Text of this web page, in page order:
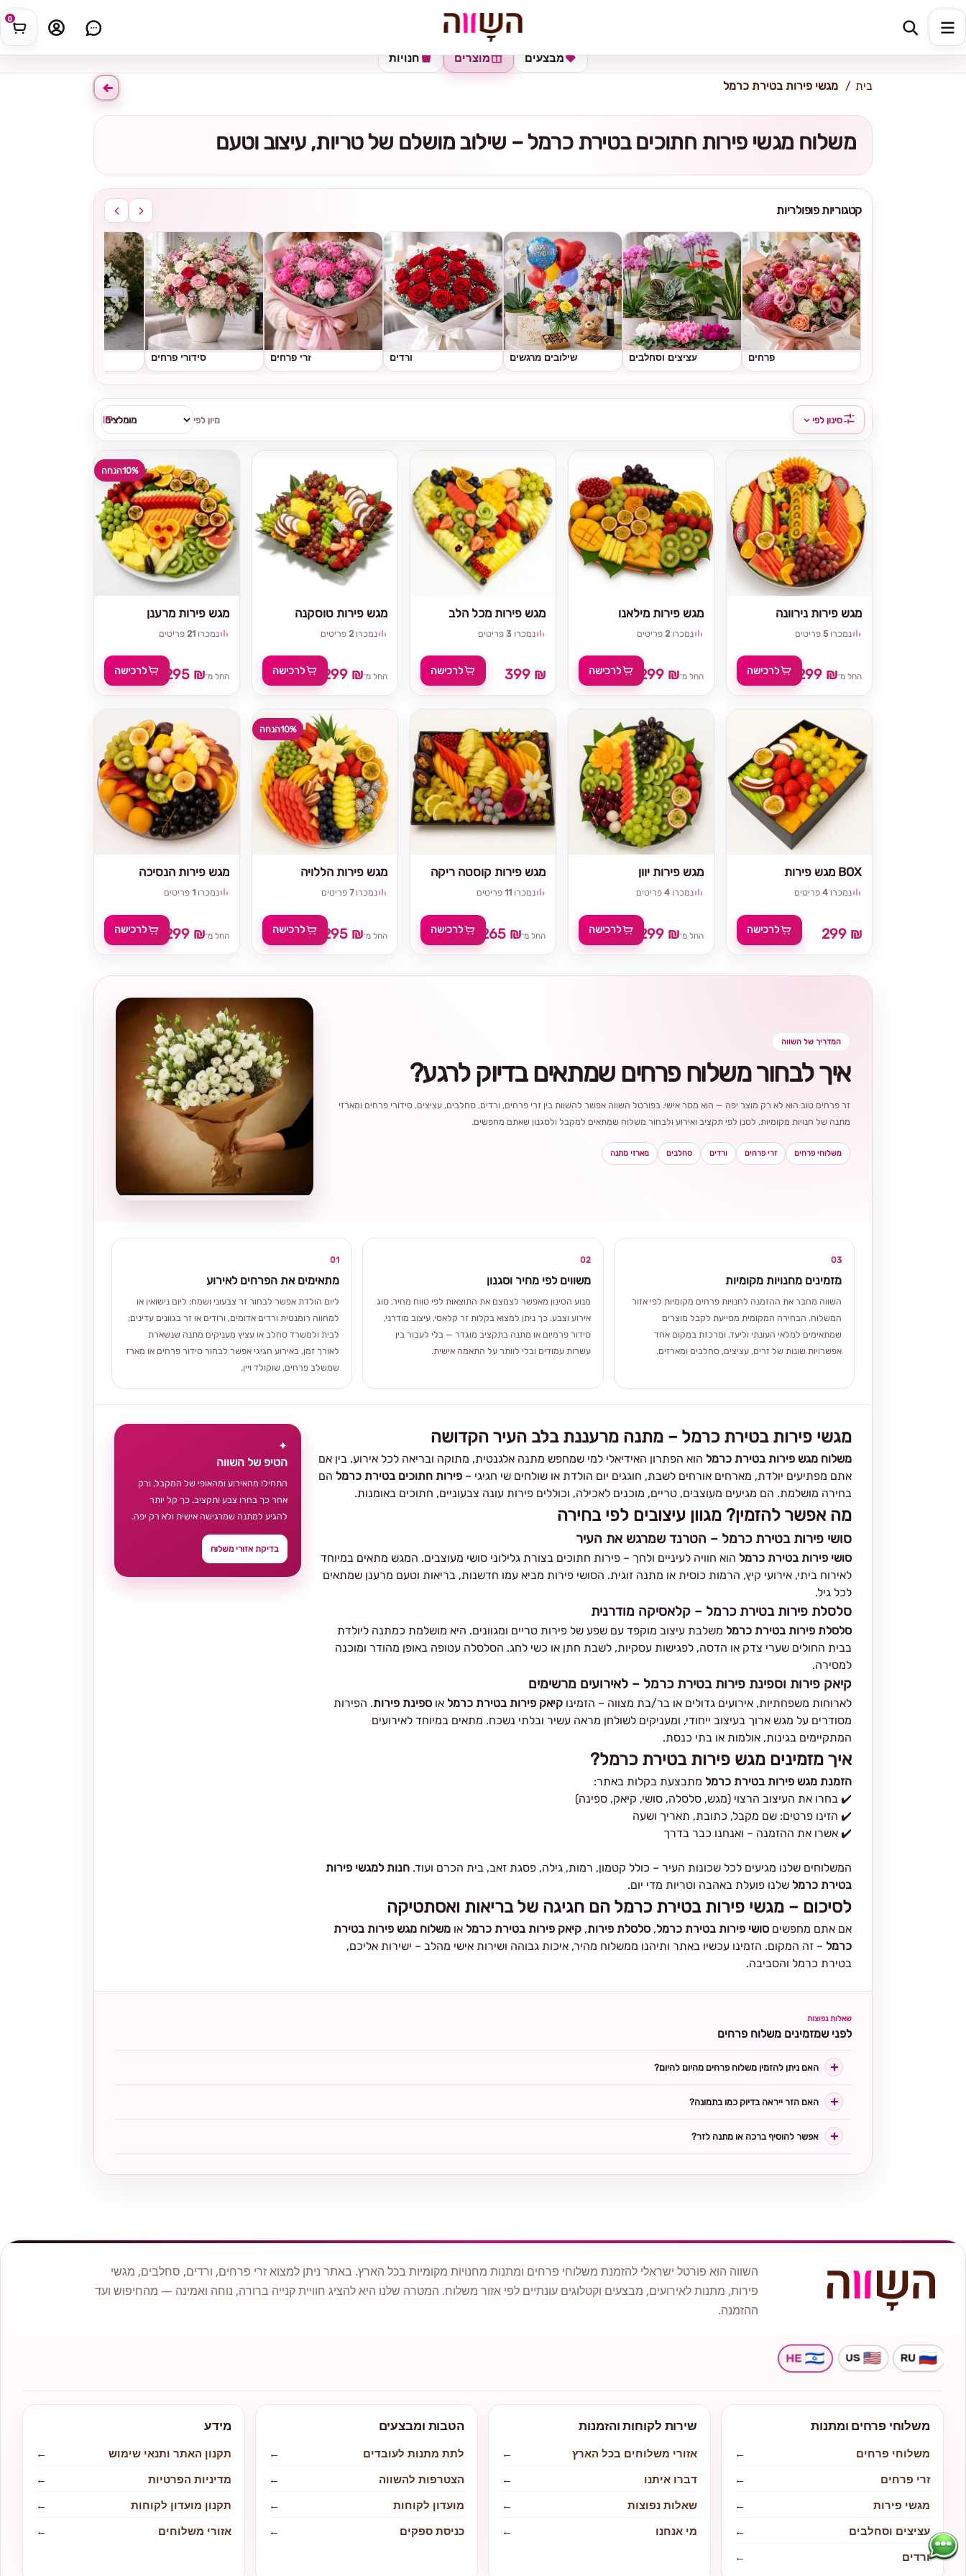
0 כתובת למשלוח
חנויות מוצרים מבצעים
בית מגשי פירות בטירת כרמל
משלוח מגשי פירות חתוכים בטירת כרמל – שילוב מושלם של טריות, עיצוב וטעם
קטגוריות פופולריות
פרחים עציצים וסחלבים שילובים מרגשים ורדים זרי פרחים סידורי פרחים
מיון לפי סינון לפי
10%הנחה
מגש פירות מרענן
נמכרו 21 פריטים
החל מ־295 ₪
329 ₪לרכישה
מגש פירות טוסקנה
נמכרו 2 פריטים
החל מ־299 ₪ לרכישה
מגש פירות מכל הלב
נמכרו 3 פריטים
399 ₪ לרכישה
מגש פירות מילאנו
נמכרו 2 פריטים
החל מ־299 ₪ לרכישה
מגש פירות נירוונה
נמכרו5 פריטים
החל מ־299 ₪ לרכישה
מגש פירות הנסיכה
נמכרו 1 פריטים
החל מ־299 ₪ לרכישה
10%הנחה
מגש פירות הללויה
נמכרו7 פריטים
החל מ־295 ₪
329 ₪לרכישה
מגש פירות קוסטה ריקה
נמכרו 11 פריטים
החל מ־265 ₪ לרכישה
מגש פירות יוון
נמכרו 4 פריטים
החל מ־299 ₪ לרכישה
מגש פירות BOX
נמכרו 4 פריטים
299 ₪ לרכישה
המדריך של השווה
איך לבחור משלוח פרחים שמתאים בדיוק לרגע?
זר פרחים טוב הוא לא רק מוצר יפה — הוא מסר אישי. בפורטל השווה אפשר להשוות בין זרי פרחים, ורדים, סחלבים, עציצים, סידורי פרחים ומארזי
מתנה של חנויות מקומיות, לסנן לפי תקציב ואירוע ולבחור משלוח שמתאים למקבל ולסגנון שאתם מחפשים.
משלוחי פרחים זרי פרחים ורדים סחלבים מארזי מתנה
01
מתאימים את הפרחים לאירוע
ליום הולדת אפשר לבחור זר צבעוני ושמח; ליום נישואין או
למחווה רומנטית ורדים אדומים, ורודים או זר בגוונים עדינים;
לבית ולמשרד סחלב או עציץ מעניקים מתנה שנשארת
לאורך זמן. באירוע חגיגי אפשר לבחור סידור פרחים או מארז
שמשלב פרחים, שוקולד ויין.
02
משווים לפי מחיר וסגנון
מנוע הסינון מאפשר לצמצם את התוצאות לפי טווח מחיר, סוג
אירוע וצבע. כך ניתן למצוא בקלות זר קלאסי, עיצוב מודרני,
סידור פרמיום או מתנה בתקציב מוגדר — בלי לעבור בין
עשרות עמודים ובלי לוותר על התאמה אישית.
03
מזמינים מחנויות מקומיות
השווה מחבר את ההזמנה לחנויות פרחים מקומיות לפי אזור
המשלוח. הבחירה המקומית מסייעת לקבל מוצרים
שמתאימים למלאי העונתי וליעד, ומרכזת במקום אחד
אפשרויות שונות של זרים, עציצים, סחלבים ומארזים.
מגשי פירות בטירת כרמל – מתנה מרעננת בלב העיר הקדושה
משלוח מגש פירות בטירת כרמל הוא הפתרון האידיאלי למי שמחפש מתנה אלגנטית, מתוקה ובריאה לכל אירוע. בין אם
אתם מפתיעים יולדת, מארחים אורחים לשבת, חוגגים יום הולדת או שולחים שי חגיגי – פירות חתוכים בטירת כרמל הם
בחירה מושלמת. הם מגיעים מעוצבים, טריים, מוכנים לאכילה, וכוללים פירות עונה צבעוניים, חתוכים באומנות.
מה אפשר להזמין? מגוון עיצובים לפי בחירה
סושי פירות בטירת כרמל – הטרנד שמרגש את העיר
סושי פירות בטירת כרמל הוא חוויה לעיניים ולחך – פירות חתוכים בצורת גלילוני סושי מעוצבים. המגש מתאים במיוחד
לאירוח ביתי, אירועי קיץ, הרמות כוסית או מתנה זוגית. הסושי פירות מביא עמו חדשנות, בריאות וטעם מרענן שמתאים
לכל גיל.
סלסלת פירות בטירת כרמל – קלאסיקה מודרנית
סלסלת פירות בטירת כרמל משלבת עיצוב מוקפד עם שפע של פירות טריים ומגוונים. היא מושלמת כמתנה ליולדת
בבית החולים שערי צדק או הדסה, לפגישות עסקיות, לשבת חתן או כשי לחג. הסלסלה עטופה באופן מהודר ומוכנה
למסירה.
קיאק פירות וספינת פירות בטירת כרמל – לאירועים מרשימים
לארוחות משפחתיות, אירועים גדולים או בר/בת מצווה – הזמינו קיאק פירות בטירת כרמל או ספינת פירות. הפירות
מסודרים על מגש ארוך בעיצוב ייחודי, ומעניקים לשולחן מראה עשיר ובלתי נשכח. מתאים במיוחד לאירועים
המתקיימים בגינות, אולמות או בתי כנסת.
איך מזמינים מגש פירות בטירת כרמל?
הזמנת מגש פירות בטירת כרמל מתבצעת בקלות באתר:
✔️ בחרו את העיצוב הרצוי (מגש, סלסלה, סושי, קיאק, ספינה)
✔️ הזינו פרטים: שם מקבל, כתובת, תאריך ושעה
✔️ אשרו את ההזמנה – ואנחנו כבר בדרך
המשלוחים שלנו מגיעים לכל שכונות העיר – כולל קטמון, רמות, גילה, פסגת זאב, בית הכרם ועוד. חנות למגשי פירות
בטירת כרמל שלנו פועלת באהבה וטריות מדי יום.
לסיכום – מגשי פירות בטירת כרמל הם חגיגה של בריאות ואסתטיקה
אם אתם מחפשים סושי פירות בטירת כרמל, סלסלת פירות, קיאק פירות בטירת כרמל או משלוח מגש פירות בטירת
כרמל – זה המקום. הזמינו עכשיו באתר ותיהנו ממשלוח מהיר, איכות גבוהה ושירות אישי מהלב – ישירות אליכם,
בטירת כרמל והסביבה.
✦
הטיפ של השווה
התחילו מהאירוע ומהאופי של המקבל, ורק
אחר כך בחרו צבע ותקציב. כך קל יותר
להגיע למתנה שמרגישה אישית ולא רק יפה.
בדיקת אזורי משלוח
שאלות נפוצות
לפני שמזמינים משלוח פרחים
האם ניתן להזמין משלוח פרחים מהיום להיום?
האם הזר ייראה בדיוק כמו בתמונה?
אפשר להוסיף ברכה או מתנה לזר?
השווה הוא פורטל ישראלי להזמנת משלוחי פרחים ומתנות מחנויות מקומיות בכל הארץ. באתר ניתן למצוא זרי פרחים, ורדים, סחלבים, מגשי
פירות, מתנות לאירועים, מבצעים וקטלוגים עונתיים לפי אזור משלוח. המטרה שלנו היא להציג חוויית קנייה ברורה, נוחה ואמינה — מהחיפוש ועד
ההזמנה.
משלוחי פרחים ומתנות
משלוחי פרחים
←
זרי פרחים
←
מגשי פירות
←
עציצים וסחלבים
←
ורדים
←
שירות לקוחות והזמנות
אזורי משלוחים בכל הארץ
←
דברו איתנו
←
שאלות נפוצות
←
מי אנחנו
←
הטבות ומבצעים
לתת מתנות לעובדים
←
הצטרפות להשווה
←
מועדון לקוחות
←
כניסת ספקים
←
מידע
תקנון האתר ותנאי שימוש
←
מדיניות הפרטיות
←
תקנון מועדון לקוחות
←
אזורי משלוחים
←